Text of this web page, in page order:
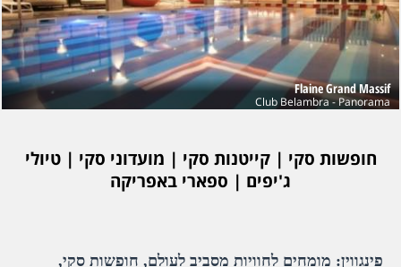
Flaine Grand Massif
Club Belambra - Panorama
חופשות סקי | קייטנות סקי | מועדוני סקי | טיולי
ג'יפים | ספארי באפריקה
פינגווין: מומחים לחוויות מסביב לעולם, חופשות סקי,